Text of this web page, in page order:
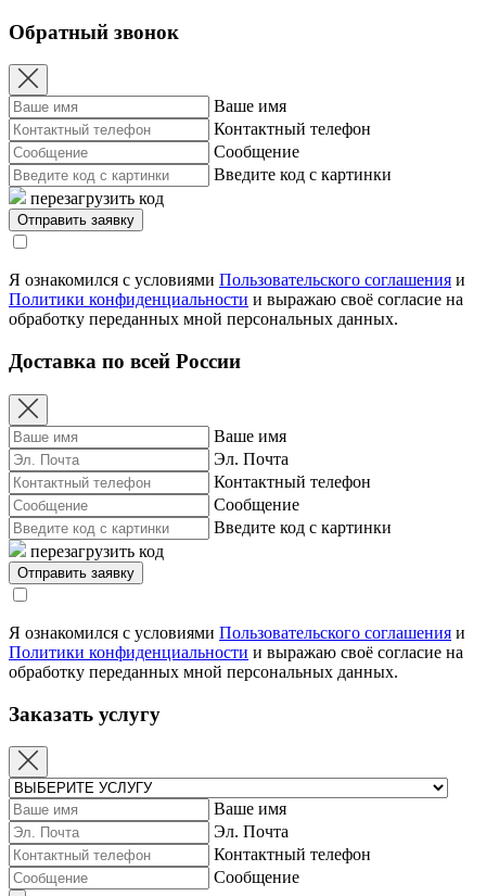
Обратный звонок
Ваше имя
Контактный телефон
Сообщение
Введите код с картинки
перезагрузить код
Я ознакомился с условиями Пользовательского соглашения и
Политики конфиденциальности и выражаю своё согласие на
обработку переданных мной персональных данных.
Доставка по всей России
Ваше имя
Эл. Почта
Контактный телефон
Сообщение
Введите код с картинки
перезагрузить код
Я ознакомился с условиями Пользовательского соглашения и
Политики конфиденциальности и выражаю своё согласие на
обработку переданных мной персональных данных.
Заказать услугу
Ваше имя
Эл. Почта
Контактный телефон
Сообщение